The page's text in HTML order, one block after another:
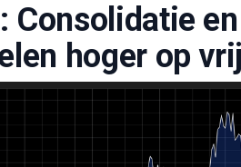
Consolidatie en
hoger op